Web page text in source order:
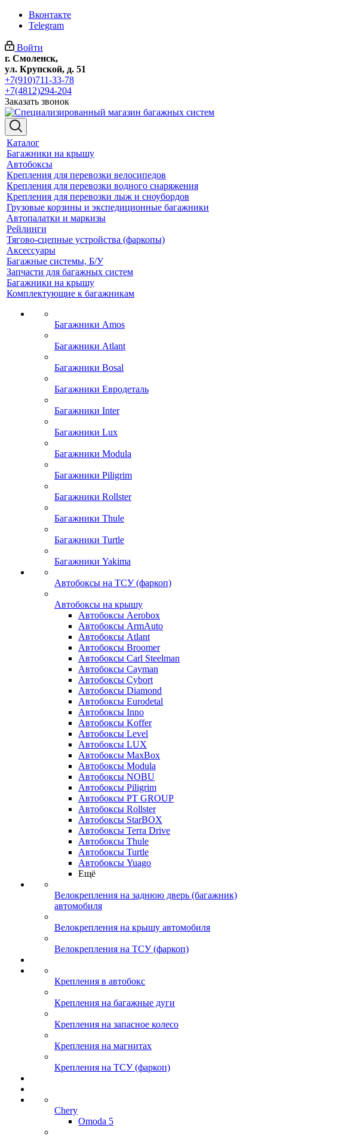
Вконтакте
Telegram
Войти
г. Смоленск,
ул. Крупской, д. 51
+7(910)711-33-78
+7(4812)294-204
Заказать звонок
Каталог
Багажники на крышу
Автобоксы
Крепления для перевозки велосипедов
Крепления для перевозки водного снаряжения
Крепления для перевозки лыж и сноубордов
Грузовые корзины и экспедиционные багажники
Автопалатки и маркизы
Рейлинги
Тягово-сцепные устройства (фаркопы)
Аксессуары
Багажные системы, Б/У
Запчасти для багажных систем
Багажники на крышу
Комплектующие к багажникам
Багажники Amos
Багажники Atlant
Багажники Bosal
Багажники Евродеталь
Багажники Inter
Багажники Lux
Багажники Modula
Багажники Piligrim
Багажники Rollster
Багажники Thule
Багажники Turtle
Багажники Yakima
Автобоксы на ТСУ (фаркоп)
Автобоксы на крышу
Автобоксы Aerobox
Автобоксы ArmAuto
Автобоксы Atlant
Автобоксы Broomer
Автобоксы Carl Steelman
Автобоксы Cayman
Автобоксы Cybort
Автобоксы Diamond
Автобоксы Eurodetal
Автобоксы Inno
Автобоксы Koffer
Автобоксы Level
Автобоксы LUX
Автобоксы MaxBox
Автобоксы Modula
Автобоксы NOBU
Автобоксы Piligrim
Автобоксы PT GROUP
Автобоксы Rollster
Автобоксы StarBOX
Автобоксы Terra Drive
Автобоксы Thule
Автобоксы Turtle
Автобоксы Yuago
Ещё
Велокрепления на заднюю дверь (багажник)
автомобиля
Велокрепления на крышу автомобиля
Велокрепления на ТСУ (фаркоп)
Крепления в автобокс
Крепления на багажные дуги
Крепления на запасное колесо
Крепления на магнитах
Крепления на ТСУ (фаркоп)
Chery
Omoda 5